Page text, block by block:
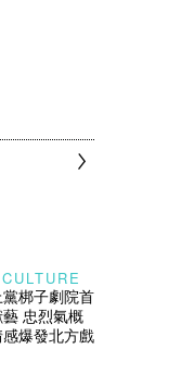
梆子劇院首
忠烈氣概
爆發北方戲